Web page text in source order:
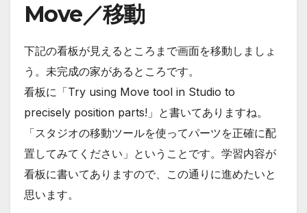
Move／移動
下記の看板が見えるところまで画面を移動しましょ
う。未完成の家があるところです。
看板に「Try using Move tool in Studio to
precisely position parts!」と書いてありますね。
「スタジオの移動ツールを使ってパーツを正確に配
置してみてください」ということです。学習内容が
看板に書いてありますので、この通りに進めたいと
思います。